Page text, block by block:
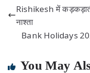
Rishikesh में कड़कड़ाती
नाश्ता
Bank Holidays
You May